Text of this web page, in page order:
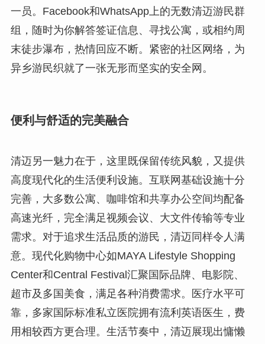
一员。Facebook和WhatsApp上的无数清迈游民群
组，随时为你解答签证信息、寻找公寓，或相约周
末徒步瀑布，热情回应不断。紧密的社区网络，为
异乡游民织就了一张无形而坚实的安全网。
便利与舒适的完美融合
清迈另一魅力在于，这里既保留传统风貌，又提供
高度现代化的生活便利设施。互联网基础设施十分
完善，大多数公寓、咖啡馆和共享办公空间均配备
高速光纤，完全满足视频会议、大文件传输等专业
需求。对于追求生活品质的游民，清迈同样令人满
意。现代化购物中心如MAYA Lifestyle Shopping
Center和Central Festival汇聚国际品牌、电影院、
超市及多国美食，满足各种消费需求。医疗水平可
靠，多家国际标准私立医院拥有流利英语医生，费
用相较西方更合理。生活节奏中，清迈展现出慵懒